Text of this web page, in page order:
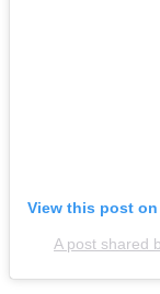
View this post
A post shared